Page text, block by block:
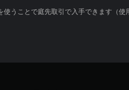
うことで庭先取引で入手できます（使